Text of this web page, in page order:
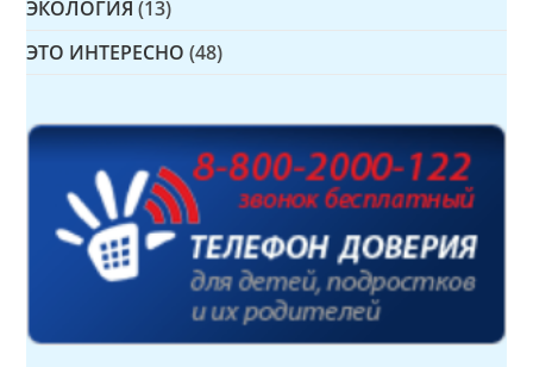
ЭКОЛОГИЯ (13)
ЭТО ИНТЕРЕСНО (48)